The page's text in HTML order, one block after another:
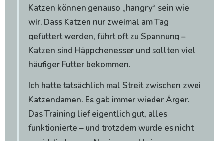
Katzen können genauso „hangry“ sein wie
wir. Dass Katzen nur zweimal am Tag
gefüttert werden, führt oft zu Spannung –
Katzen sind Häppchenesser und sollten viel
häufiger Futter bekommen.
Ich hatte tatsächlich mal Streit zwischen zwei
Katzendamen. Es gab immer wieder Ärger.
Das Training lief eigentlich gut, alles
funktionierte – und trotzdem wurde es nicht